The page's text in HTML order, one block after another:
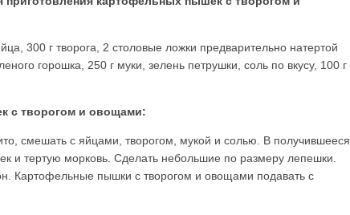
300 г творога, 2 столовые ложки предварительно натертой
горошка, 250 г муки, зелень петрушки, соль по вкусу, 100 г
с творогом и овощами:
смешать с яйцами, творогом, мукой и солью. В получившееся
и тертую морковь. Сделать небольшие по размеру лепешки.
Картофельные пышки с творогом и овощами подавать с